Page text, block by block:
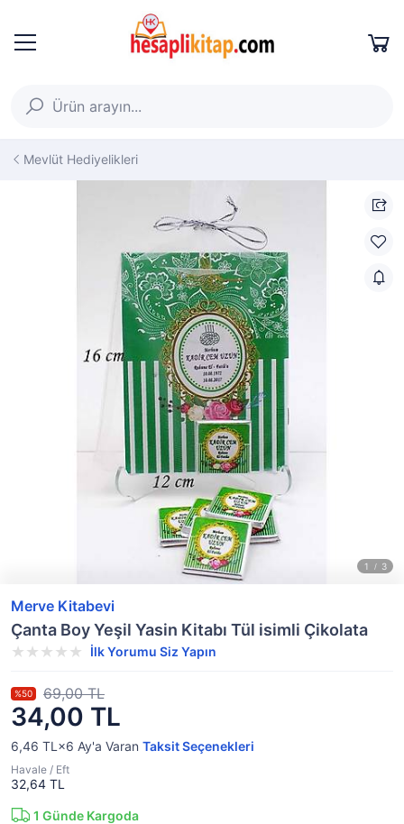
Mevlüt Hediyelikleri
Merve Kitabevi
Çanta Boy Yeşil Yasin Kitabı Tül isimli Çikolata
İlk Yorumu Siz Yapın
34,00 TL
%50 69,00 TL
6,46 TL×6 Ay'a Varan Taksit Seçenekleri
Havale / Eft
32,64 TL
1 Günde Kargoda